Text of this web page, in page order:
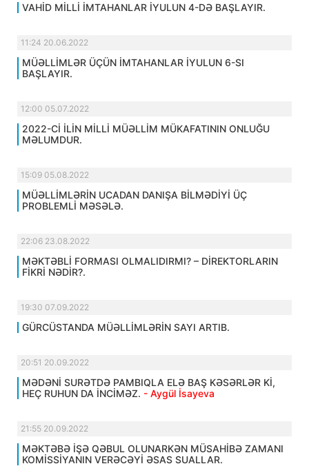
VAHİD MİLLİ İMTAHANLAR İYULUN 4-DƏ BAŞLAYIR.
11:24 20.06.2022
MÜƏLLİMLƏR ÜÇÜN İMTAHANLAR İYULUN 6-SI
BAŞLAYIR.
12:00 05.07.2022
2022-Cİ İLİN MİLLİ MÜƏLLİM MÜKAFATININ ONLUĞU
MƏLUMDUR.
15:09 05.08.2022
MÜƏLLİMLƏRİN UCADAN DANIŞA BİLMƏDİYİ ÜÇ
PROBLEMLİ MƏSƏLƏ.
22:06 23.08.2022
MƏKTƏBLİ FORMASI OLMALIDIRMI? – DİREKTORLARIN
FİKRİ NƏDİR?.
19:30 07.09.2022
GÜRCÜSTANDA MÜƏLLİMLƏRİN SAYI ARTIB.
20:51 20.09.2022
MƏDƏNİ SURƏTDƏ PAMBIQLA ELƏ BAŞ KƏSƏRLƏR Kİ,
HEÇ RUHUN DA İNCİMƏZ. - Aygül İsayeva
21:55 20.09.2022
MƏKTƏBƏ İŞƏ QƏBUL OLUNARKƏN MÜSAHİBƏ ZAMANI
KOMİSSİYANIN VERƏCƏYİ ƏSAS SUALLAR.